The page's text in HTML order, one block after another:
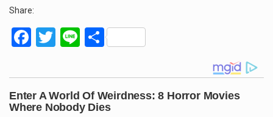
Share:
F
ce
b
T
tt
er
Li
e
S
ar
e